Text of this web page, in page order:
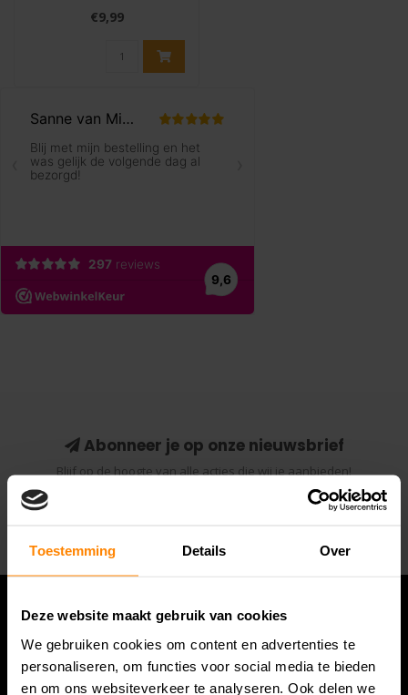
Toestemming Details Over
Deze website maakt gebruik van cookies
We gebruiken cookies om content en advertenties te
personaliseren, om functies voor social media te bieden
en om ons websiteverkeer te analyseren. Ook delen we
voor je Babolat padelracket.
Verv..
€9,99
Abonneer je op onze nieuwsbrief
Blijf op de hoogte van alle acties die wij je aanbieden!
Abonneer